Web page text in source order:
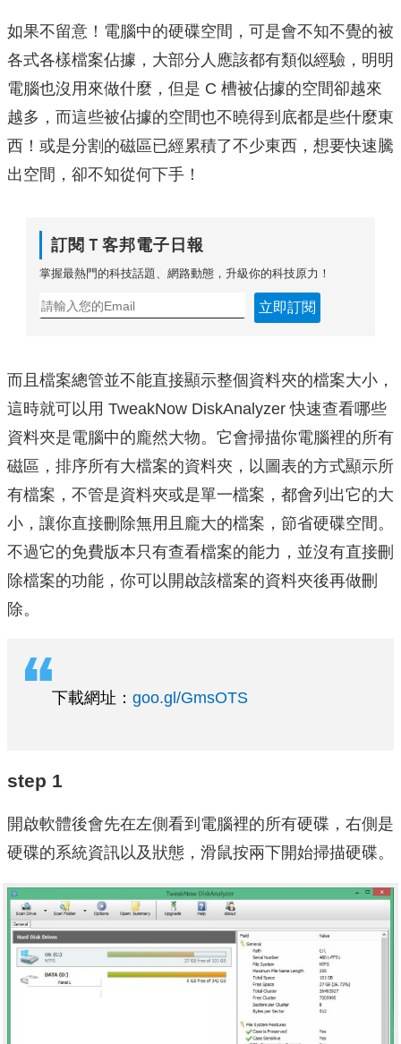
如果不留意！電腦中的硬碟空間，可是會不知不覺的被
各式各樣檔案佔據，大部分人應該都有類似經驗，明明
電腦也沒用來做什麼，但是 C 槽被佔據的空間卻越來
越多，而這些被佔據的空間也不曉得到底都是些什麼東
西！或是分割的磁區已經累積了不少東西，想要快速騰
出空間，卻不知從何下手！
訂閱Ｔ客邦電子日報
掌握最熱門的科技話題、網路動態，升級你的科技原力！
立即訂閱
而且檔案總管並不能直接顯示整個資料夾的檔案大小，
這時就可以用 TweakNow DiskAnalyzer 快速查看哪些
資料夾是電腦中的龐然大物。它會掃描你電腦裡的所有
磁區，排序所有大檔案的資料夾，以圖表的方式顯示所
有檔案，不管是資料夾或是單一檔案，都會列出它的大
小，讓你直接刪除無用且龐大的檔案，節省硬碟空間。
不過它的免費版本只有查看檔案的能力，並沒有直接刪
除檔案的功能，你可以開啟該檔案的資料夾後再做刪
除。
下載網址： goo.gl/GmsOTS
step 1
開啟軟體後會先在左側看到電腦裡的所有硬碟，右側是
硬碟的系統資訊以及狀態，滑鼠按兩下開始掃描硬碟。